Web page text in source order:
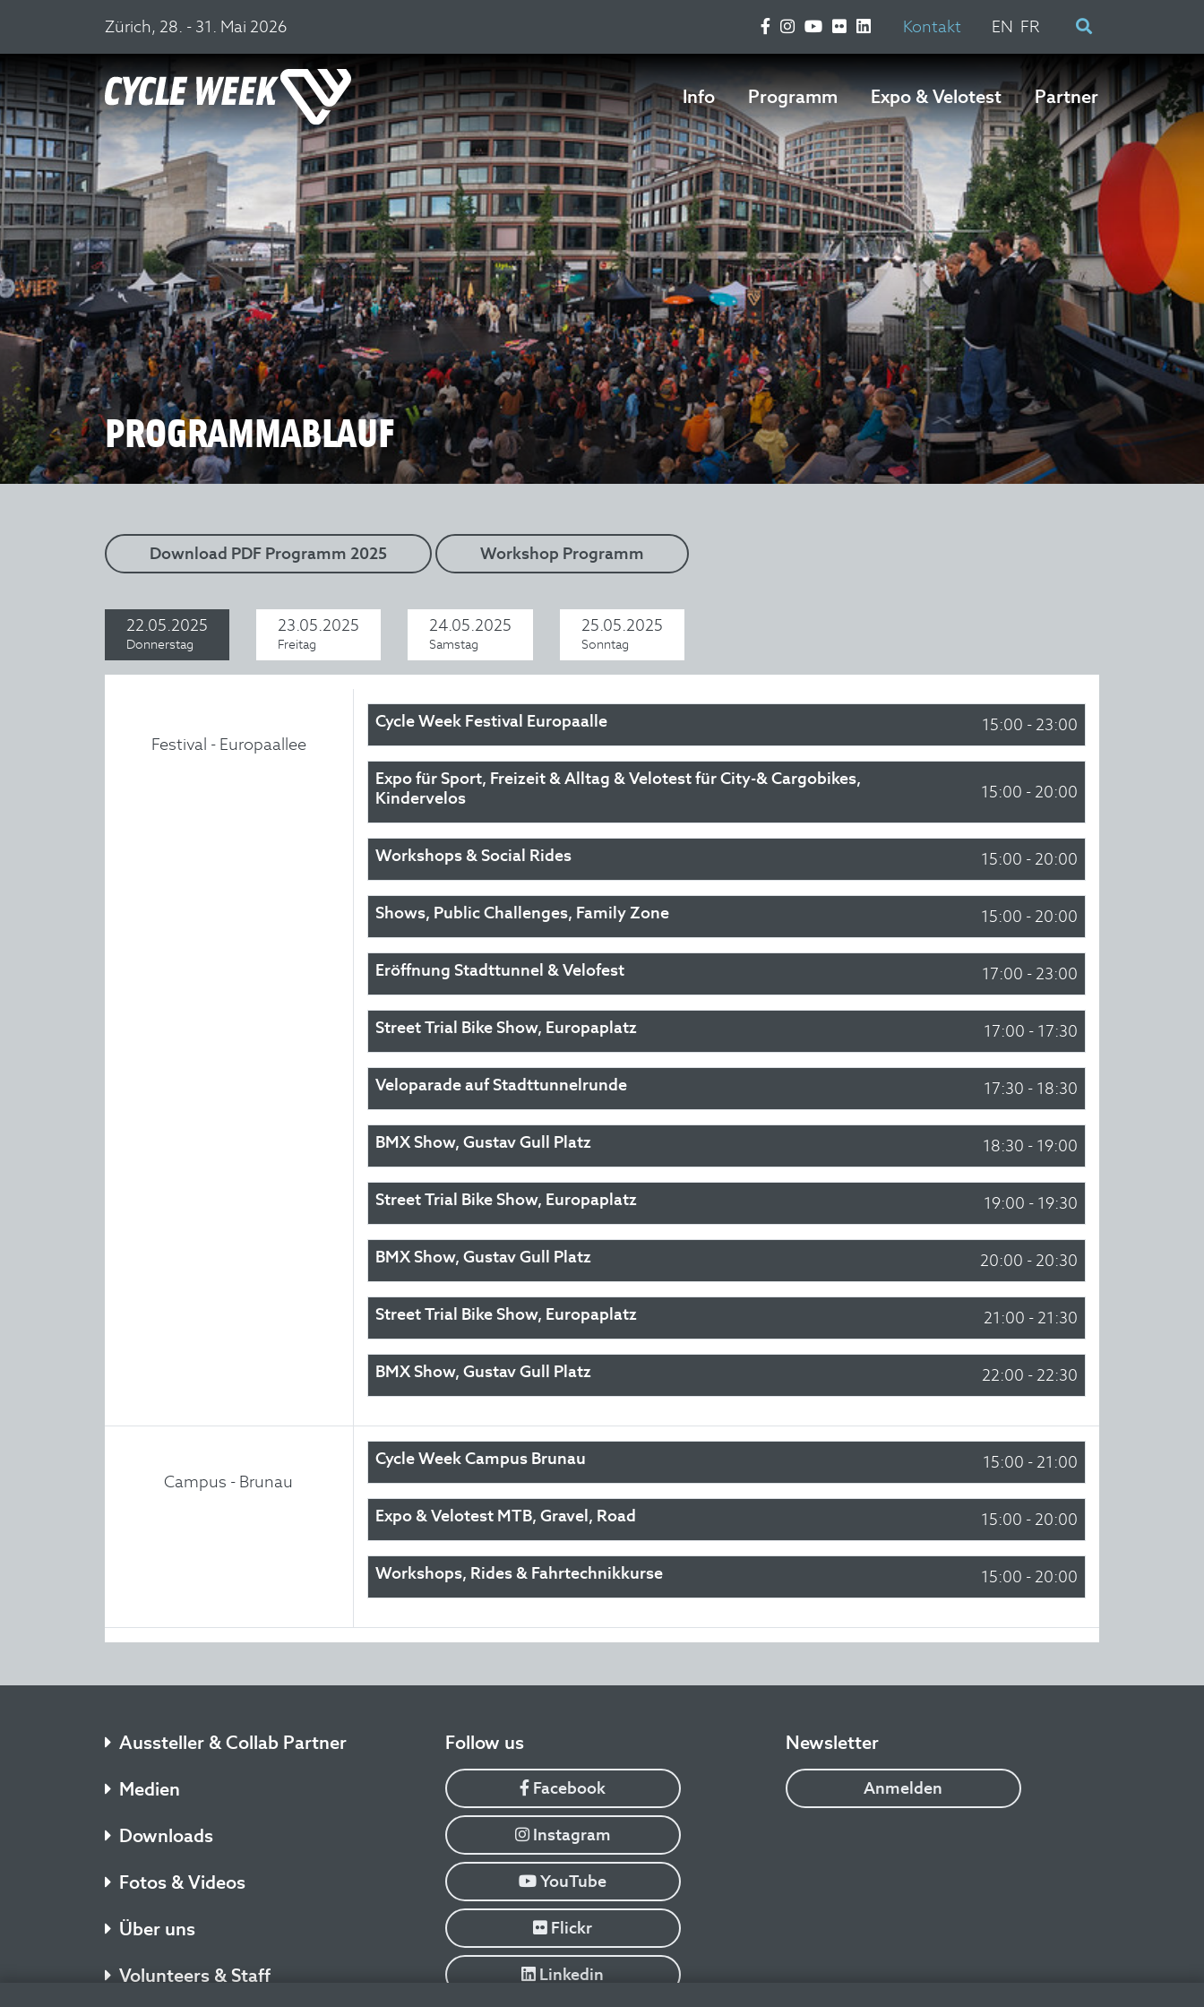
Zürich, 28. - 31. Mai 2026 Kontakt EN FR
Info Programm Expo & Velotest Partner
PROGRAMMABLAUF
Download PDF Programm 2025 Workshop Programm
22.05.2025
Donnerstag
23.05.2025
Freitag
24.05.2025
Samstag
25.05.2025
Sonntag
Festival - Europaallee
Cycle Week Festival Europaalle 15:00 - 23:00
Expo für Sport, Freizeit & Alltag & Velotest für City-& Cargobikes,
Kindervelos
15:00 - 20:00
Workshops & Social Rides 15:00 - 20:00
Shows, Public Challenges, Family Zone 15:00 - 20:00
Eröffnung Stadttunnel & Velofest 17:00 - 23:00
Street Trial Bike Show, Europaplatz 17:00 - 17:30
Veloparade auf Stadttunnelrunde 17:30 - 18:30
BMX Show, Gustav Gull Platz 18:30 - 19:00
Street Trial Bike Show, Europaplatz 19:00 - 19:30
BMX Show, Gustav Gull Platz 20:00 - 20:30
Street Trial Bike Show, Europaplatz 21:00 - 21:30
BMX Show, Gustav Gull Platz 22:00 - 22:30
Campus - Brunau
Cycle Week Campus Brunau 15:00 - 21:00
Expo & Velotest MTB, Gravel, Road 15:00 - 20:00
Workshops, Rides & Fahrtechnikkurse 15:00 - 20:00
Aussteller & Collab Partner
Medien
Downloads
Fotos & Videos
Über uns
Volunteers & Staff
​Follow us
Facebook
Instagram
YouTube
Flickr
Linkedin
Newsletter
Anmelden